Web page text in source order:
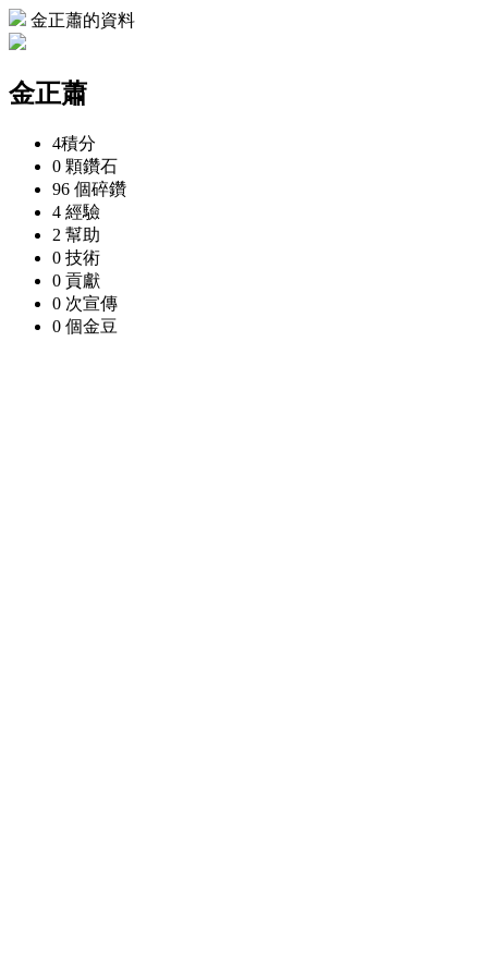
金正蕭的資料
金正蕭
4積分
0 顆鑽石
96 個碎鑽
4 經驗
2 幫助
0 技術
0 貢獻
0 次宣傳
0 個金豆